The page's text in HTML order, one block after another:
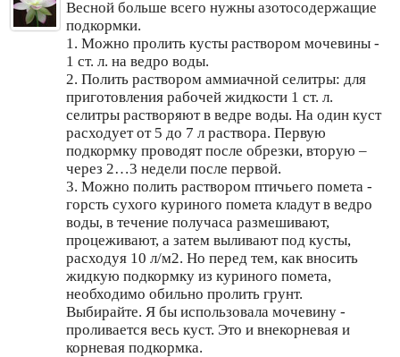
Весной больше всего нужны азотосодержащие
подкормки.
1. Можно пролить кусты раствором мочевины -
1 ст. л. на ведро воды.
2. Полить раствором аммиачной селитры: для
приготовления рабочей жидкости 1 ст. л.
селитры растворяют в ведре воды. На один куст
расходует от 5 до 7 л раствора. Первую
подкормку проводят после обрезки, вторую –
через 2…3 недели после первой.
3. Можно полить раствором птичьего помета -
горсть сухого куриного помета кладут в ведро
воды, в течение получаса размешивают,
процеживают, а затем выливают под кусты,
расходуя 10 л/м2. Но перед тем, как вносить
жидкую подкормку из куриного помета,
необходимо обильно пролить грунт.
Выбирайте. Я бы использовала мочевину -
проливается весь куст. Это и внекорневая и
корневая подкормка.